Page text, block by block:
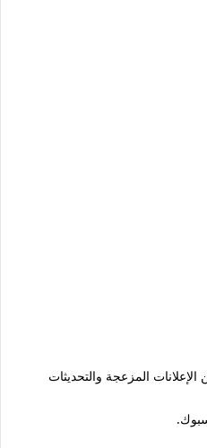
الإعلانات المزعجة والتحديثات